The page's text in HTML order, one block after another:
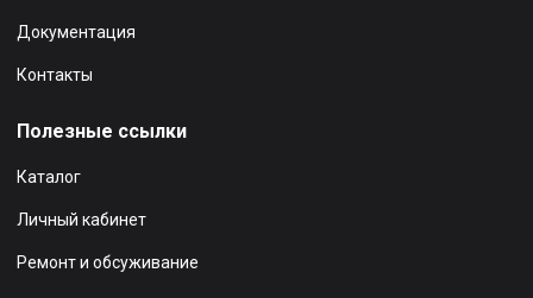
Документация
Контакты
Полезные ссылки
Каталог
Личный кабинет
Ремонт и обсуживание